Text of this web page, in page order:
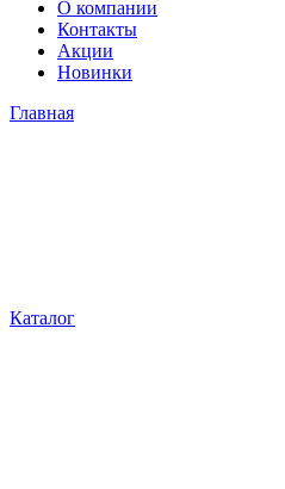
О компании
Контакты
Акции
Новинки
Главная
Каталог